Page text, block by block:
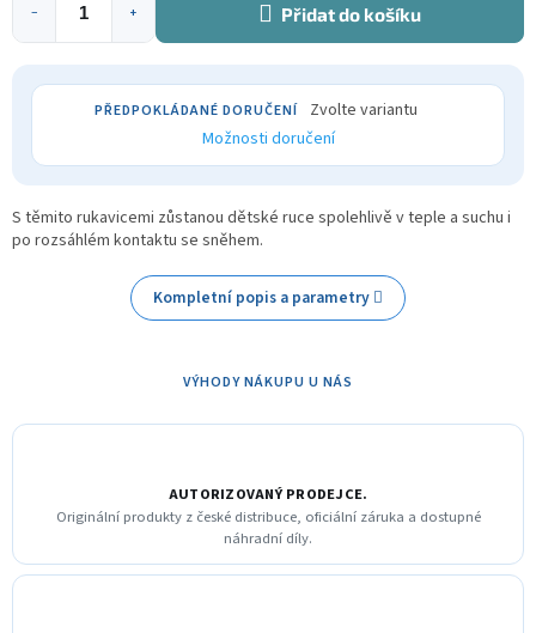
+
− Přidat do košíku
Zvolte variantu
Možnosti doručení
S těmito rukavicemi zůstanou dětské ruce spolehlivě v teple a suchu i
po rozsáhlém kontaktu se sněhem.
Kompletní popis a parametry
VÝHODY NÁKUPU U NÁS
AUTORIZOVANÝ PRODEJCE.
Originální produkty z české distribuce, oficiální záruka a dostupné
náhradní díly.